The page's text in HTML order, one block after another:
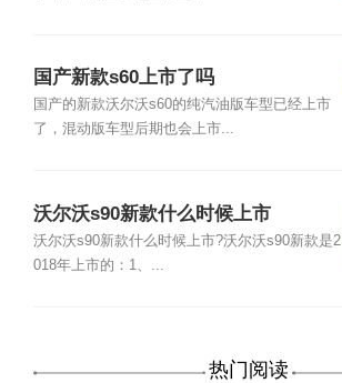
国产新款s60上市了吗
国产的新款沃尔沃s60的纯汽油版车型已经上市
了，混动版车型后期也会上市...
沃尔沃s90新款什么时候上市
沃尔沃s90新款什么时候上市?沃尔沃s90新款是2
018年上市的：1、...
热门阅读